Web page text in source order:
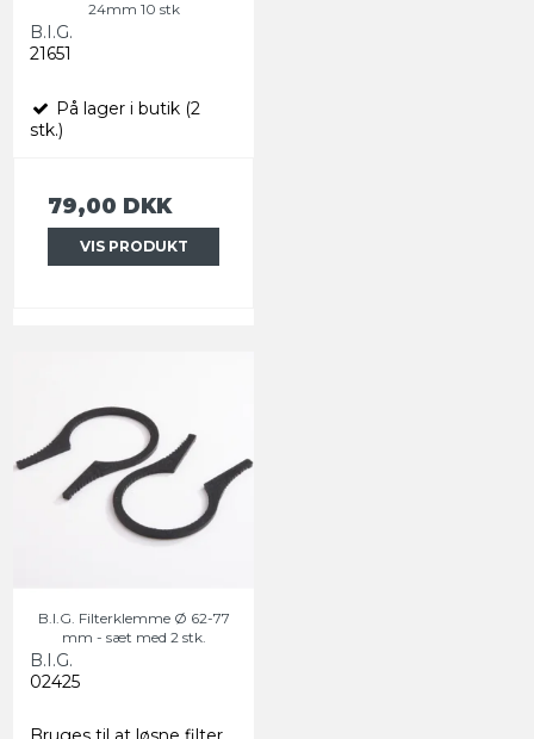
24mm 10 stk
B.I.G.
21651
På lager i butik (2
stk.)
79,00 DKK
VIS PRODUKT
B.I.G. Filterklemme Ø 62-77
mm - sæt med 2 stk.
B.I.G.
02425